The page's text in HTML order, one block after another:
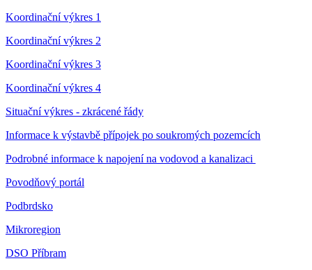
Koordinační výkres 1
Koordinační výkres 2
Koordinační výkres 3
Koordinační výkres 4
Situační výkres - zkrácené řády
Informace k výstavbě přípojek po soukromých pozemcích
Podrobné informace k napojení na vodovod a kanalizaci
Povodňový portál
Podbrdsko
Mikroregion
DSO Příbram